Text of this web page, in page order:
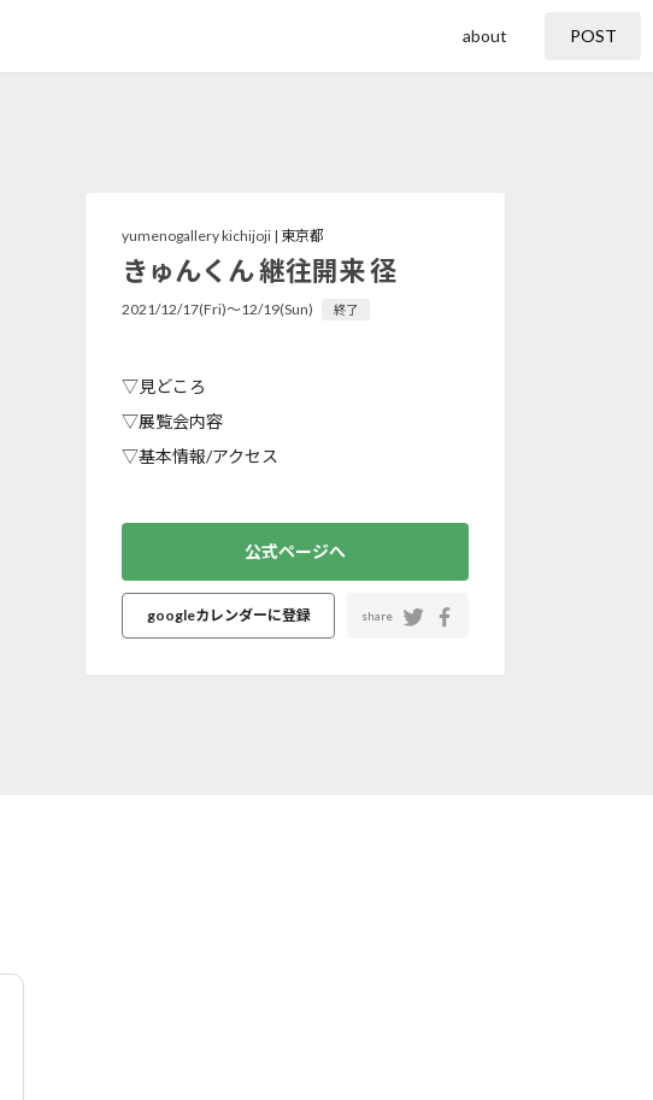
about POST
yumenogallery kichijoji | 東京都
きゅんくん 継往開来 径
2021/12/17(Fri)〜12/19(Sun) 終了
▽見どころ
▽展覧会内容
▽基本情報/アクセス
公式ページへ
googleカレンダーに登録 share